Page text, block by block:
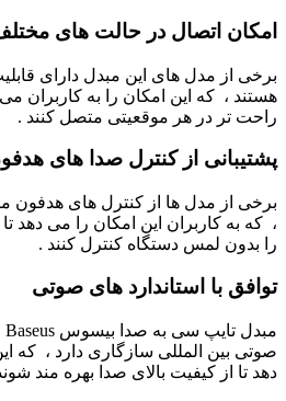
امکان اتصال در حالت‌ های
برخی از مدل‌ های این مبدل دارای
هستند ، که این امکان را به کاربران
راحت ‌تر در هر موقعیتی متصل کنند .
پشتیبانی از کنترل صدا های
برخی از مدل‌ ها از کنترل‌ های هدفون
، که به کاربران این امکان را می ‌دهد
را بدون لمس دستگاه کنترل کنند .
توافق با استاندارد های صوتی
صوتی بین ‌المللی سازگاری دارد ، که
‌دهد تا از کیفیت بالای صدا بهره‌ مند